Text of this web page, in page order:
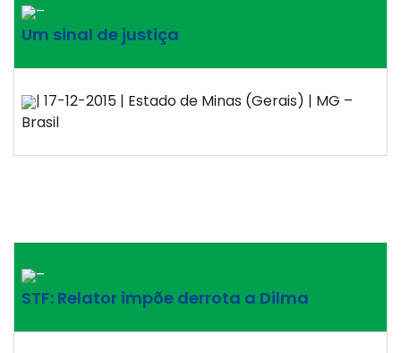
–
Um sinal de justiça
| 17-12-2015 | Estado de Minas (Gerais) | MG –
Brasil
–
STF: Relator impõe derrota a Dilma